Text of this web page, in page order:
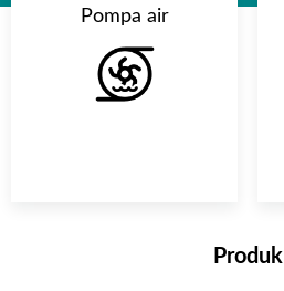
Pompa air
Produk